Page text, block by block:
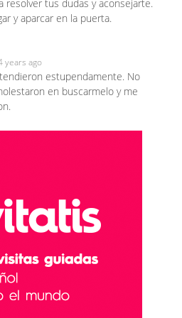
resolver tus dudas y aconsejarte.
y aparcar en la puerta.
years ago
estupendamente. No
en buscarmelo y me